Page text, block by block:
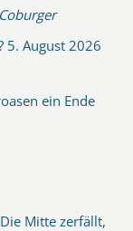
5. August 2026
ein Ende
Mitte zerfällt,